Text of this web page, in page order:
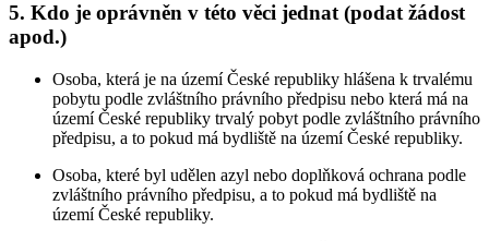
5. Kdo je oprávněn v této věci jednat (podat žádost
apod.)
Osoba, která je na území České republiky hlášena k trvalému
pobytu podle zvláštního právního předpisu nebo která má na
území České republiky trvalý pobyt podle zvláštního právního
předpisu, a to pokud má bydliště na území České republiky.
Osoba, které byl udělen azyl nebo doplňková ochrana podle
zvláštního právního předpisu, a to pokud má bydliště na
území České republiky.